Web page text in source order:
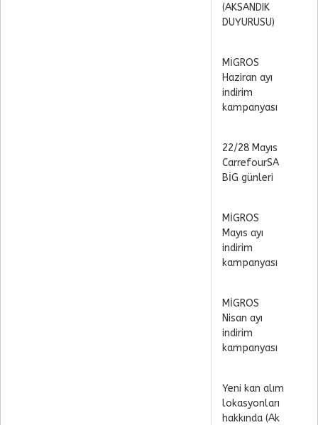
(AKSANDIK
DUYURUSU)
MİGROS
Haziran ayı
indirim
kampanyası
22/28 Mayıs
CarrefourSA
BİG günleri
MİGROS
Mayıs ayı
indirim
kampanyası
MİGROS
Nisan ayı
indirim
kampanyası
Yeni kan alım
lokasyonları
hakkında (Ak